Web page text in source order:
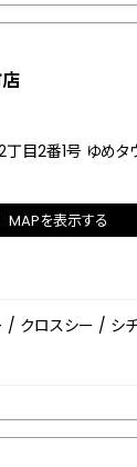
目2番1号 ゆめタ
MAPを表示する
/ クロスシー / シ